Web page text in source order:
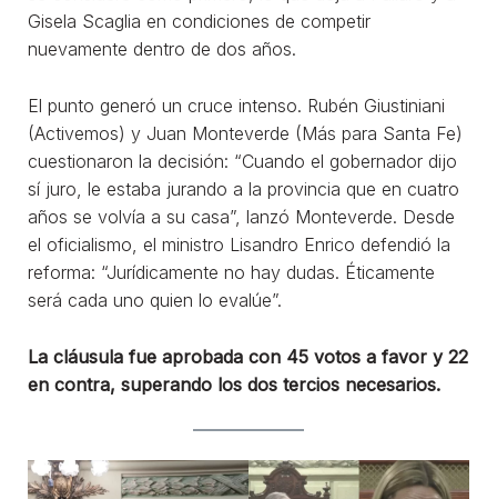
Gisela Scaglia en condiciones de competir
nuevamente dentro de dos años.
El punto generó un cruce intenso. Rubén Giustiniani
(Activemos) y Juan Monteverde (Más para Santa Fe)
cuestionaron la decisión: “Cuando el gobernador dijo
sí juro, le estaba jurando a la provincia que en cuatro
años se volvía a su casa”, lanzó Monteverde. Desde
el oficialismo, el ministro Lisandro Enrico defendió la
reforma: “Jurídicamente no hay dudas. Éticamente
será cada uno quien lo evalúe”.
La cláusula fue aprobada con 45 votos a favor y 22
en contra, superando los dos tercios necesarios.